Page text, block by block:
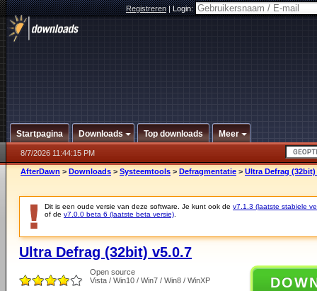
Registreren|Login:
Startpagina Downloads Top downloads Meer
8/7/2026 11:44:15 PM
AfterDawn > Downloads > Systeemtools > Defragmentatie > Ultra Defrag (32bit)
Dit is een oude versie van deze software. Je kunt ook de v7.1.3 (laatste stabiele
of de v7.0.0 beta 6 (laatste beta versie)
Ultra Defrag (32bit) v5.0.7
Open source
Vista / Win10 / Win7 / Win8 / WinXP